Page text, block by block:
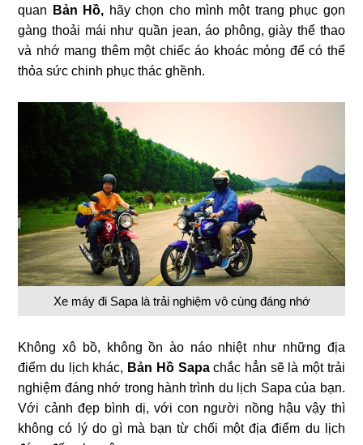
quan
Bản Hồ, hãy chọn cho mình một trang phục gọn
gàng thoải mái như quần jean, áo phông, giày thể thao
và nhớ mang thêm một chiếc áo khoác mỏng để có thể
thỏa sức chinh phục thác ghềnh.
Xe máy đi Sapa là trải nghiệm vô cùng đáng nhớ
Không xô bồ, không ồn ào náo nhiệt như những địa
điểm du lịch khác, Bản Hồ Sapachắc hẳn sẽ là một trải
nghiệm đáng nhớ trong hành trình du lịch Sapa của bạn.
Với cảnh đẹp bình dị, với con người nồng hậu vậy thì
không có lý do gì mà bạn từ chối một địa điểm du lịch